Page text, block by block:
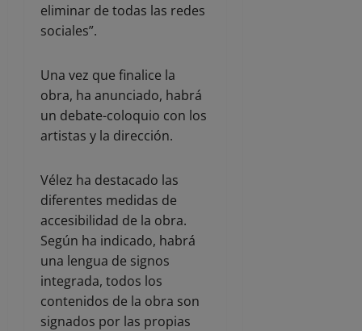
eliminar de todas las redes
sociales”.
Una vez que finalice la
obra, ha anunciado, habrá
un debate-coloquio con los
artistas y la dirección.
Vélez ha destacado las
diferentes medidas de
accesibilidad de la obra.
Según ha indicado, habrá
una lengua de signos
integrada, todos los
contenidos de la obra son
signados por las propias